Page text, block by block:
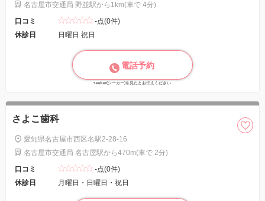
名古屋市交通局 野並駅から1km(車で 4分)
口コミ
-点(0件)
休診日
日曜日 祝日
電話予約
seeker(シーカー)を見たとお伝えください
さよこ歯科
愛知県名古屋市西区名駅2-28-16
名古屋市交通局 名古屋駅から470m(車で 2分)
口コミ
-点(0件)
休診日
月曜日・日曜日・祝日